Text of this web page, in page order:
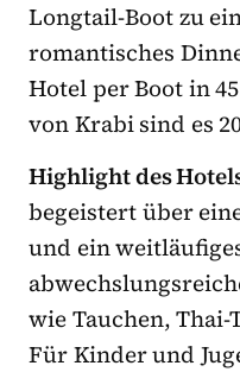
Longtail-Boot zu
romantisches
Hotel per Boot in
von Krabi sind es
Highlight des
begeistert über
und ein
wie Tauchen, Thai-
Für Kinder und